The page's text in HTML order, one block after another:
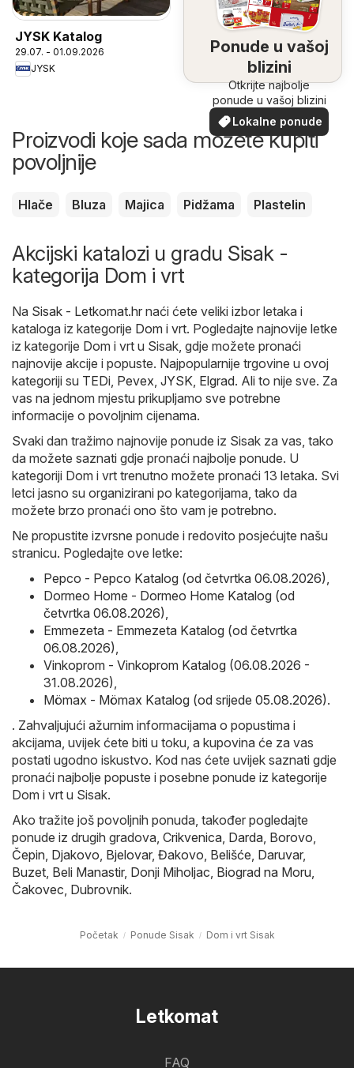
JYSK Katalog
29.07. - 01.09.2026
JYSK
Ponude u vašoj
blizini
Otkrijte najbolje
ponude u vašoj blizini
Lokalne ponude
Proizvodi koje sada možete kupiti
povoljnije
Hlače Bluza Majica Pidžama Plastelin
Akcijski katalozi u gradu Sisak -
kategorija Dom i vrt
Na Sisak - Letkomat.hr naći ćete veliki izbor letaka i
kataloga iz kategorije Dom i vrt. Pogledajte najnovije letke
iz kategorije Dom i vrt u Sisak, gdje možete pronaći
najnovije akcije i popuste. Najpopularnije trgovine u ovoj
kategoriji su TEDi Pevex JYSK Elgrad. Ali to nije sve. Za
vas na jednom mjestu prikupljamo sve potrebne
informacije o povoljnim cijenama.
Svaki dan tražimo najnovije ponude iz Sisak za vas, tako
da možete saznati gdje pronaći najbolje ponude. U
kategoriji Dom i vrt trenutno možete pronaći 13 letaka. Svi
letci jasno su organizirani po kategorijama, tako da
možete brzo pronaći ono što vam je potrebno.
Ne propustite izvrsne ponude i redovito posjećujte našu
stranicu. Pogledajte ove letke:
Pepco - Pepco Katalog (od četvrtka 06.08.2026)
Dormeo Home - Dormeo Home Katalog (od
četvrtka 06.08.2026)
Emmezeta - Emmezeta Katalog (od četvrtka
06.08.2026)
Vinkoprom - Vinkoprom Katalog (06.08.2026 -
31.08.2026)
Mömax - Mömax Katalog (od srijede 05.08.2026).
. Zahvaljujući ažurnim informacijama o popustima i
akcijama, uvijek ćete biti u toku, a kupovina će za vas
postati ugodno iskustvo. Kod nas ćete uvijek saznati gdje
pronaći najbolje popuste i posebne ponude iz kategorije
Dom i vrt u Sisak.
Ako tražite još povoljnih ponuda, također pogledajte
ponude iz drugih gradova, Crikvenica Darda Borovo
Čepin Djakovo Bjelovar, Đakovo Belišće Daruvar,
Buzet Beli Manastir, Donji Miholjac Biograd na Moru
Čakovec Dubrovnik.
Početak Ponude Sisak Dom i vrt Sisak
Letkomat
FAQ